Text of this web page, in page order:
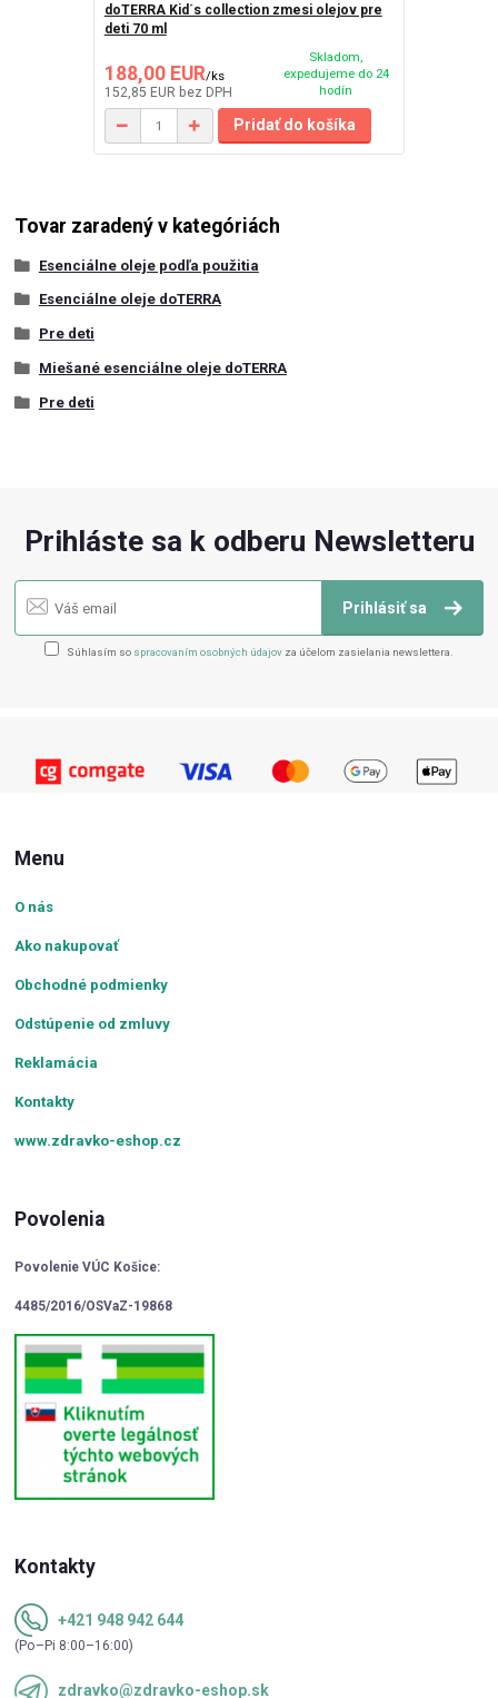
doTERRA Kid´s collection zmesi olejov pre
deti 70 ml
188,00 EUR/ks
152,85 EUR bez DPH
Skladom,
expedujeme do 24
hodín
Pridať do košíka
Tovar zaradený v kategóriách
Esenciálne oleje podľa použitia
Esenciálne oleje doTERRA
Pre deti
Miešané esenciálne oleje doTERRA
Pre deti
Prihláste sa k odberu Newsletteru
Prihlásiť sa
Súhlasím so spracovaním osobných údajov za účelom zasielania newslettera.
Menu
O nás
Ako nakupovať
Obchodné podmienky
Odstúpenie od zmluvy
Reklamácia
Kontakty
www.zdravko-eshop.cz
Povolenia
Povolenie VÚC Košice:
4485/2016/OSVaZ-19868
Kontakty
+421 948 942 644
(Po–Pi 8:00–16:00)
zdravko@zdravko-eshop.sk